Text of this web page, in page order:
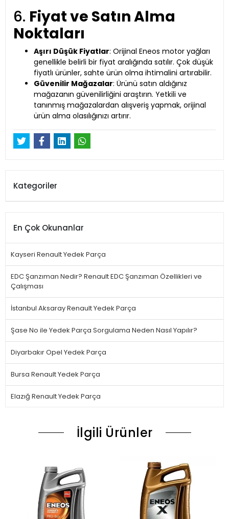
6. Fiyat ve Satın Alma
Noktaları
Aşırı Düşük Fiyatlar: Orijinal Eneos motor yağları
genellikle belirli bir fiyat aralığında satılır. Çok düşük
fiyatlı ürünler, sahte ürün olma ihtimalini artırabilir.
Güvenilir Mağazalar: Ürünü satın aldığınız
mağazanın güvenilirliğini araştırın. Yetkili ve
tanınmış mağazalardan alışveriş yapmak, orijinal
ürün alma olasılığınızı artırır.
Kategoriler
En Çok Okunanlar
Kayseri Renault Yedek Parça
EDC Şanzıman Nedir? Renault EDC Şanzıman Özellikleri ve
Çalışması
İstanbul Aksaray Renault Yedek Parça
Şase No ile Yedek Parça Sorgulama Neden Nasıl Yapılır?
Diyarbakır Opel Yedek Parça
Bursa Renault Yedek Parça
Elazığ Renault Yedek Parça
İlgili Ürünler